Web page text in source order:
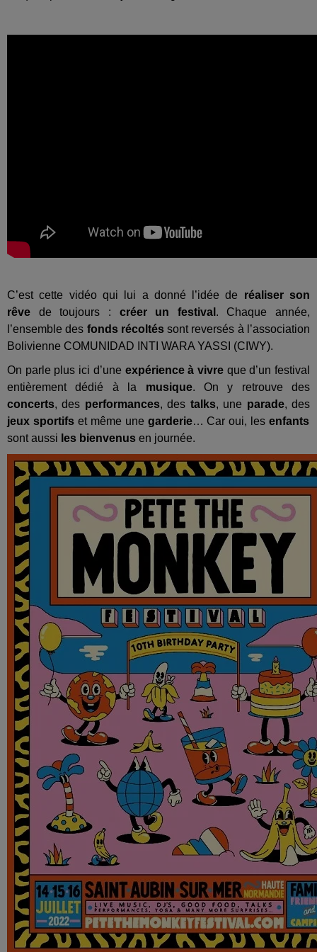
C’est cette vidéo qui lui a donné l’idée de réaliser son
rêve de toujours : créer un festival . Chaque année,
l’ensemble des fonds récoltéssont reversés à l’association
Bolivienne COMUNIDAD INTI WARA YASSI (CIWY).
On parle plus ici d’une expérience à vivreque d’un festival
entièrement dédié à la musique. On y retrouve des
concerts, des performances, des talks, une parade, des
jeux sportifset même une garderie… Car oui, lesenfants
sont aussi les bienvenus en journée.